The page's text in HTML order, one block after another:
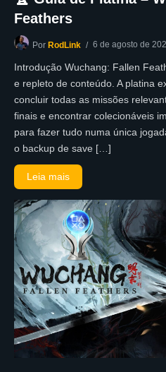
Feathers
Por RodLink 6 de agosto de
Introdução Wuchang: Fallen
e repleto de conteúdo. A platina
concluir todas as missões
finais e encontrar colecionáveis
para fazer tudo numa única
o backup de save […]
Leia mais